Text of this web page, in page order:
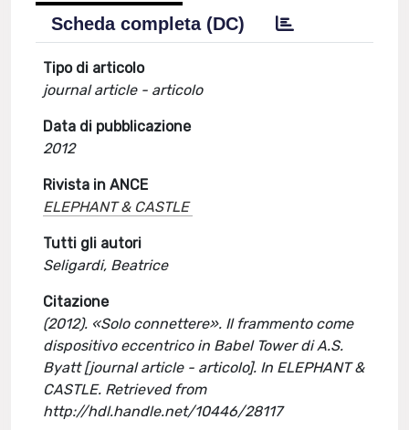
Scheda completa (DC)
Tipo di articolo
journal article - articolo
Data di pubblicazione
2012
Rivista in ANCE
ELEPHANT & CASTLE
Tutti gli autori
Seligardi, Beatrice
Citazione
(2012). «Solo connettere». Il frammento come
dispositivo eccentrico in Babel Tower di A.S.
Byatt [journal article - articolo]. In ELEPHANT &
CASTLE. Retrieved from
http://hdl.handle.net/10446/28117